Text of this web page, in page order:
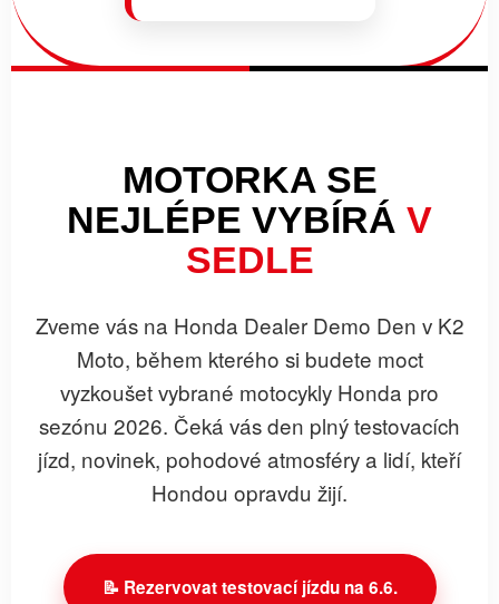
MOTORKA SE
NEJLÉPE VYBÍRÁ V
SEDLE
Zveme vás na Honda Dealer Demo Den v K2
Moto, během kterého si budete moct
vyzkoušet vybrané motocykly Honda pro
sezónu 2026. Čeká vás den plný testovacích
jízd, novinek, pohodové atmosféry a lidí, kteří
Hondou opravdu žijí.
📝 Rezervovat testovací jízdu na 6.6.